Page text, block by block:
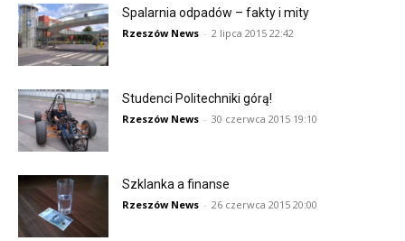
Spalarnia odpadów – fakty i mity
Rzeszów News - 2 lipca 2015 22:42
Studenci Politechniki górą!
Rzeszów News - 30 czerwca 2015 19:10
Szklanka a finanse
Rzeszów News - 26 czerwca 2015 20:00